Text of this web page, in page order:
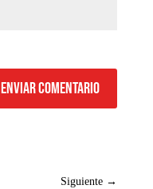
Enviar comentario
Siguiente →